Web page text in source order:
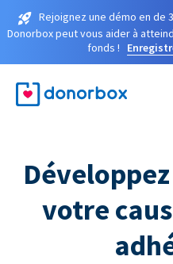
Rejoignez une démo en de
Donorbox peut vous aider à
fonds !
votre